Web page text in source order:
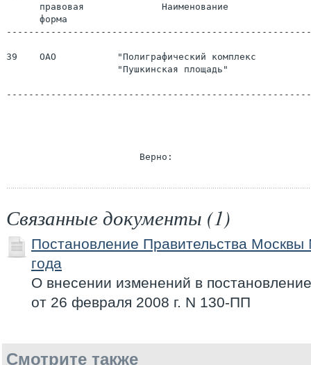
      правовая              Наименование
      форма
39    ОАО           "Полиграфический комплекс
"Пушкинская площадь"
Связанные документы (1)
Постановление Правительства
года
О внесении изменений в
от 26 февраля 2008 г. N 130-ПП
Смотрите также